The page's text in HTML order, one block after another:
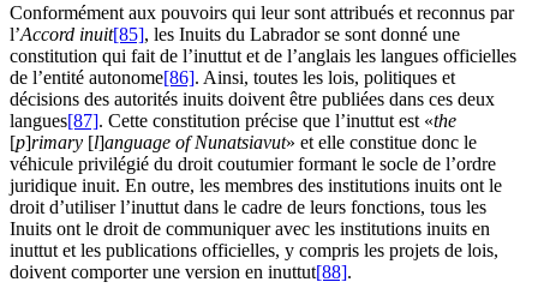
Conformément aux pouvoirs qui leur sont attribués et reconnus par
l’Accord inuit[85], les Inuits du Labrador se sont donné une
constitution qui fait de l’inuttut et de l’anglais les langues officielles
de l’entité autonome[86]. Ainsi, toutes les lois, politiques et
décisions des autorités inuits doivent être publiées dans ces deux
langues[87]. Cette constitution précise que l’inuttut est «the
[p]rimary [l]anguage of Nunatsiavut» et elle constitue donc le
véhicule privilégié du droit coutumier formant le socle de l’ordre
juridique inuit. En outre, les membres des institutions inuits ont le
droit d’utiliser l’inuttut dans le cadre de leurs fonctions, tous les
Inuits ont le droit de communiquer avec les institutions inuits en
inuttut et les publications officielles, y compris les projets de lois,
doivent comporter une version en inuttut[88].